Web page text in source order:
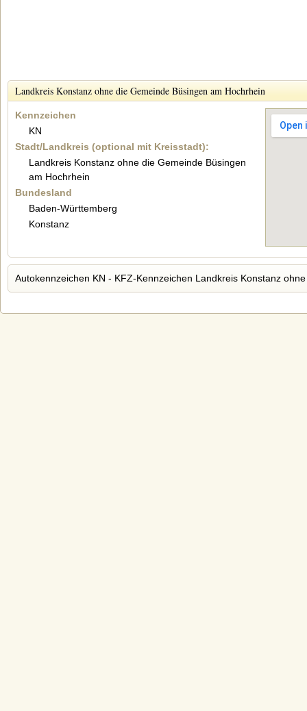
Landkreis Konstanz ohne die Gemeinde Büsingen am Hochrhein
Kennzeichen
KN
Stadt/Landkreis (optional mit Kreisstadt):
Landkreis Konstanz ohne die Gemeinde Büsingen
am Hochrhein
Bundesland
Baden-Württemberg
Konstanz
Autokennzeichen KN - KFZ-Kennzeichen Landkreis Konstanz